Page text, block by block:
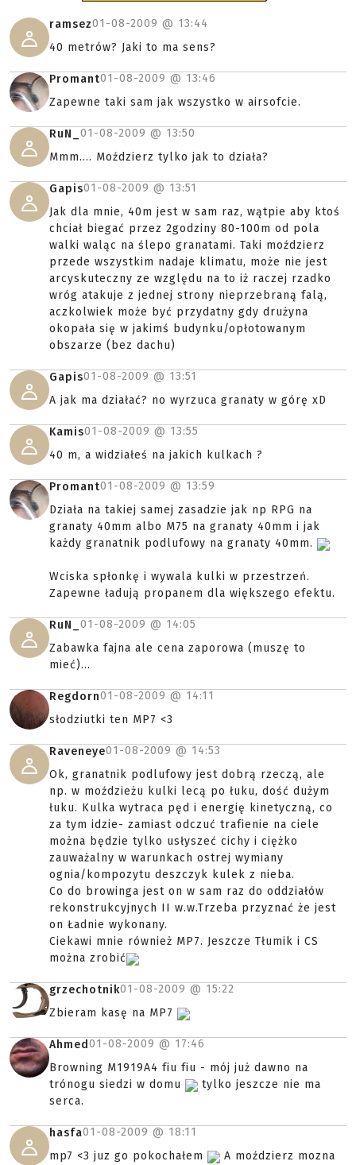
ramsez01-08-2009 @ 13:44
40 metrów? Jaki to ma sens?
Promant01-08-2009 @ 13:46
Zapewne taki sam jak wszystko w airsofcie.
RuN_ 01-08-2009 @ 13:50
Mmm.... Moździerz tylko jak to działa?
Gapis01-08-2009 @ 13:51
Jak dla mnie, 40m jest w sam raz, wątpie aby ktoś
chciał biegać przez 2godziny 80-100m od pola
walki waląc na ślepo granatami. Taki moździerz
przede wszystkim nadaje klimatu, może nie jest
arcyskuteczny ze względu na to iż raczej rzadko
wróg atakuje z jednej strony nieprzebraną falą,
aczkolwiek może być przydatny gdy drużyna
okopała się w jakimś budynku/opłotowanym
obszarze (bez dachu)
Gapis01-08-2009 @ 13:51
A jak ma działać? no wyrzuca granaty w górę xD
Kamis01-08-2009 @ 13:55
40 m, a widziałeś na jakich kulkach ?
Promant01-08-2009 @ 13:59
Działa na takiej samej zasadzie jak np RPG na
granaty 40mm albo M75 na granaty 40mm i jak
każdy granatnik podlufowy na granaty 40mm.
Wciska spłonkę i wywala kulki w przestrzeń.
Zapewne ładują propanem dla większego efektu.
RuN_ 01-08-2009 @ 14:05
Zabawka fajna ale cena zaporowa (muszę to
mieć)...
Regdorn01-08-2009 @ 14:11
słodziutki ten MP7 <3
Raveneye01-08-2009 @ 14:53
Ok, granatnik podlufowy jest dobrą rzeczą, ale
np. w moździeżu kulki lecą po łuku, dość dużym
łuku. Kulka wytraca pęd i energię kinetyczną, co
za tym idzie- zamiast odczuć trafienie na ciele
można będzie tylko usłyszeć cichy i ciężko
zauważalny w warunkach ostrej wymiany
ognia/kompozytu deszczyk kulek z nieba.
Co do browinga jest on w sam raz do oddziałów
rekonstrukcyjnych II w.w.Trzeba przyznać że jest
on Ładnie wykonany.
Ciekawi mnie również MP7. Jeszcze Tłumik i CS
można zrobić
grzechotnik01-08-2009 @ 15:22
Zbieram kasę na MP7
Ahmed01-08-2009 @ 17:46
Browning M1919A4 fiu fiu - mój już dawno na
trónogu siedzi w domu
tylko jeszcze nie ma
serca.
hasfa01-08-2009 @ 18:11
mp7 <3 juz go pokochałem
A moździerz mozna